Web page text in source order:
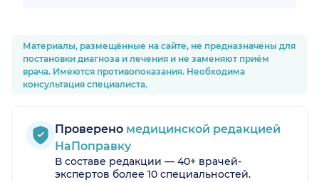
Материалы, размещённые на сайте, не предназначены для
постановки диагноза и лечения и не заменяют приём
врача. Имеются противопоказания. Необходима
консультация специалиста.
Проверено медицинской редакцией
НаПоправку
В составе редакции — 40+ врачей-
экспертов более 10 специальностей.